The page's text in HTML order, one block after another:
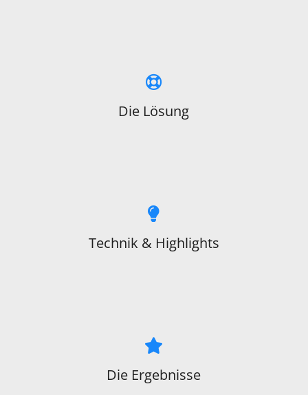
Die Lösung
Technik & Highlights
Die Ergebnisse